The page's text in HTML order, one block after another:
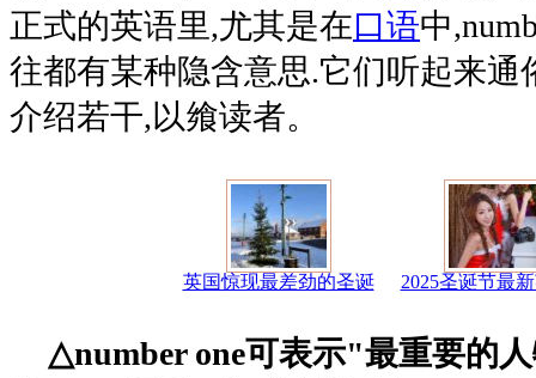
正式的英语里,尤其是在口语中
往都有某种隐含意思.它们听起来通
介绍若干,以飨读者。
英国惊现最差劲的圣诞 2025圣诞节最
△number one可表示"最重要的